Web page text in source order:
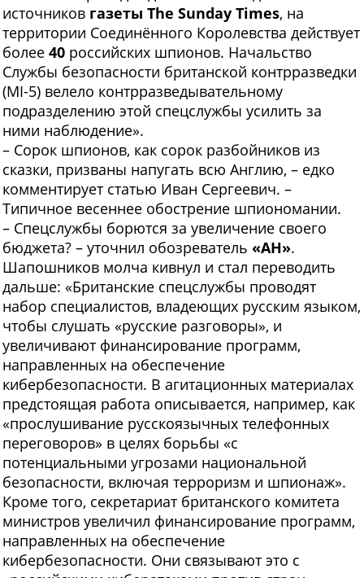
источников газеты The Sunday Times, на
территории Соединённого Королевства действует
более 40 российских шпионов. Начальство
Службы безопасности британской контрразведки
(MI-5) велело контрразведывательному
подразделению этой спецслужбы усилить за
ними наблюдение».
– Сорок шпионов, как сорок разбойников из
сказки, призваны напугать всю Англию, – едко
комментирует статью Иван Сергеевич. –
Типичное весеннее обострение шпиономании.
– Спецслужбы борются за увеличение своего
бюджета? – уточнил обозреватель «АН».
Шапошников молча кивнул и стал переводить
дальше: «Британские спецслужбы проводят
набор специалистов, владеющих русским языком,
чтобы слушать «русские разговоры», и
увеличивают финансирование программ,
направленных на обеспечение
кибербезопасности. В агитационных материалах
предстоящая работа описывается, например, как
«прослушивание русскоязычных телефонных
переговоров» в целях борьбы «с
потенциальными угрозами национальной
безопасности, включая терроризм и шпионаж».
Кроме того, секретариат британского комитета
министров увеличил финансирование программ,
направленных на обеспечение
кибербезопасности. Они связывают это с